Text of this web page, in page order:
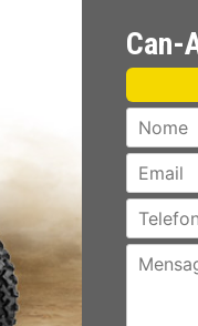
Can-